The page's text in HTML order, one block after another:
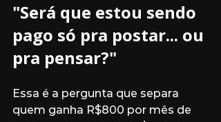
"Será que estou sendo
pago só pra postar... ou
pra pensar?"
Essa é a pergunta que separa
quem ganha R$800 por mês de